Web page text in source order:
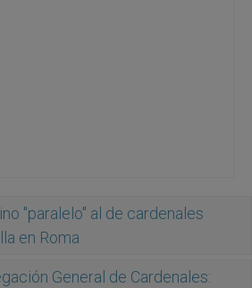
"paralelo" al de cardenales
en Roma
General de Cardenales: